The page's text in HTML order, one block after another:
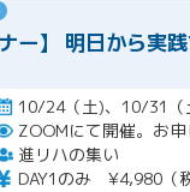
ー】 明日から実
進リハの集い